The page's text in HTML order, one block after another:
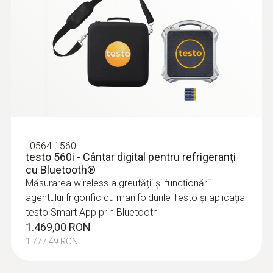
Durata de viață baterie
150 ore
Transfer date
Bluetooth®
Acoperire wireless
100 m
:0563 0400 73
testo 400 set pentru viteza aerului cu
sondă cu fir cald
16.146,00 RON
Meniuri specifice aplicației: supraîncălzirea
sau subrăcirea
1.768,00 RON
2.139,28 RON
: 0564 1560
testo 560i - Cântar digital pentru refrigeranți
cu Bluetooth®
Măsurarea wireless a greutății și funcționării
agentului frigorific cu manifoldurile Testo și aplicația
testo Smart App prin Bluetooth
1.469,00 RON
1.777,49 RON